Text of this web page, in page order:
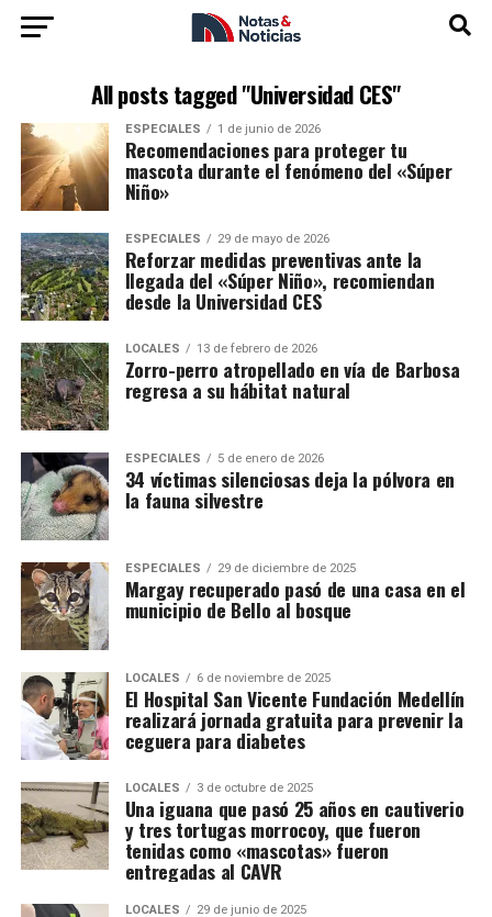
All posts tagged "Universidad CES"
ESPECIALES 1 de junio de 2026
Recomendaciones para proteger tu
mascota durante el fenómeno del «Súper
Niño»
ESPECIALES 29 de mayo de 2026
Reforzar medidas preventivas ante la
llegada del «Súper Niño», recomiendan
desde la Universidad CES
LOCALES 13 de febrero de 2026
Zorro-perro atropellado en vía de Barbosa
regresa a su hábitat natural
ESPECIALES 5 de enero de 2026
34 víctimas silenciosas deja la pólvora en
la fauna silvestre
ESPECIALES 29 de diciembre de 2025
Margay recuperado pasó de una casa en el
municipio de Bello al bosque
LOCALES 6 de noviembre de 2025
El Hospital San Vicente Fundación Medellín
realizará jornada gratuita para prevenir la
ceguera para diabetes
LOCALES 3 de octubre de 2025
Una iguana que pasó 25 años en cautiverio
y tres tortugas morrocoy, que fueron
tenidas como «mascotas» fueron
entregadas al CAVR
LOCALES 29 de junio de 2025